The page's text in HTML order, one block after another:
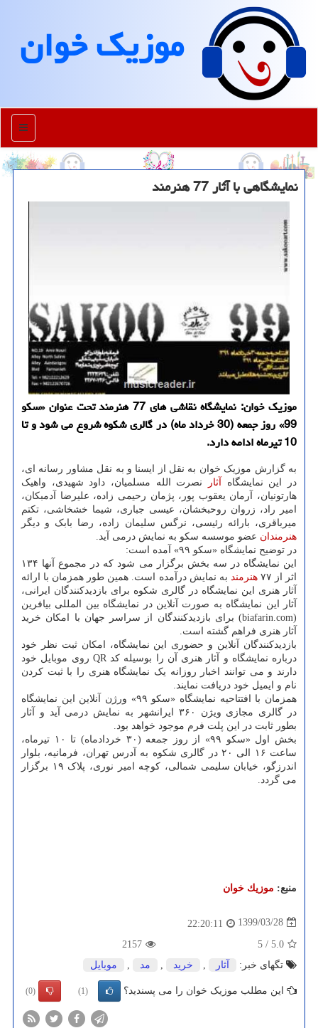
موزیك خوان
منو
نمایشگاهی با آثار 77 هنرمند
موزیك خوان: نمایشگاه نقاشی های 77 هنرمند تحت عنوان «سكو
99» روز جمعه (30 خرداد ماه) در گالری شكوه شروع می شود و تا
10 تیرماه ادامه دارد.
به گزارش موزیک خوان به نقل از ایسنا و به نقل مشاور رسانه ای،
در این نمایشگاه
آثار
نصرت الله مسلمیان، داود شهیدی، واهیک
هارتونیان، آرمان یعقوب پور، پژمان رحیمی زاده، علیرضا آدمبکان،
امیر راد، زروان روحبخشان، عیسی جباری، شیما خشخاشی، تکتم
میرباقری، بارائه رئیسی، نرگس سلیمان زاده، رضا بابک و دیگر
هنرمندان عضو موسسه سکو به نمایش درمی آید.
در توضیح نمایشگاه «سکو ۹۹» آمده است:
این نمایشگاه در سه بخش برگزار می شود که در مجموع آنها ۱۳۴
اثر از ۷۷
هنرمند به نمایش درآمده است. همین طور همزمان با ارائه
آثار هنری این نمایشگاه در گالری شکوه برای بازدیدکنندگان ایرانی،
آثار این نمایشگاه به صورت آنلاین در نمایشگاه بین المللی بیافرین
(biafarin.com) برای بازدیدکنندگان از سراسر جهان با امکان خرید
آثار هنری فراهم گشته است.
بازدیدکنندگان آنلاین و حضوری این نمایشگاه، امکان ثبت نظر خود
درباره نمایشگاه و آثار هنری آن را بوسیله کد QR روی موبایل خود
دارند و می توانند اخبار روزانه یک نمایشگاه هنری را با ثبت کردن
نام و ایمیل خود دریافت نمایند.
همزمان با افتتاحیه نمایشگاه «سکو ۹۹» ورژن آنلاین این نمایشگاه
در گالری مجازی ویژن ۳۶۰ ایرانشهر به نمایش درمی آید و آثار
بطور ثابت در این پلت فرم موجود خواهد بود.
بخش اول «سکو ۹۹» از روز جمعه (۳۰ خردادماه) تا ۱۰ تیرماه،
ساعت ۱۶ الی ۲۰ در گالری شکوه به آدرس تهران، فرمانیه، بلوار
اندرزگو، خیابان سلیمی شمالی، کوچه امیر نوری، پلاک ۱۹ برگزار
می گردد.
منبع: موزیك خوان
1399/03/28
22:20:11
5.0
/
5
2157
تگهای خبر:
آثار خرید مد موبایل
این مطلب موزیک خوان را می پسندید؟ (1)
(0)